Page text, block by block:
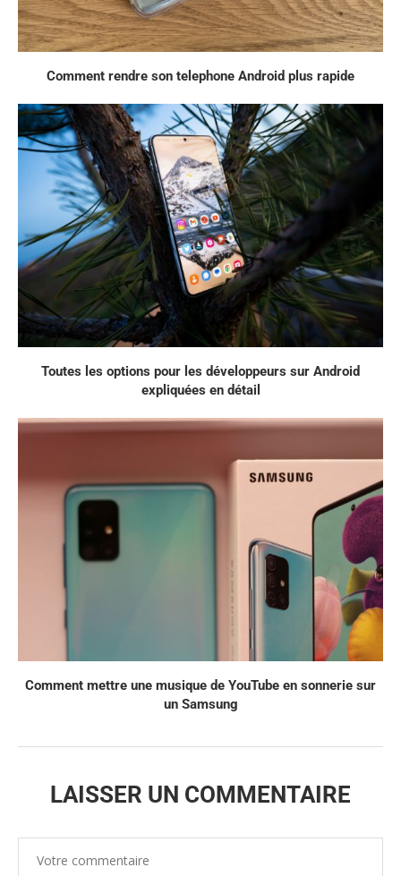
Comment rendre son telephone Android plus rapide
Toutes les options pour les développeurs sur Android
expliquées en détail
Comment mettre une musique de YouTube en sonnerie sur
un Samsung
LAISSER UN COMMENTAIRE